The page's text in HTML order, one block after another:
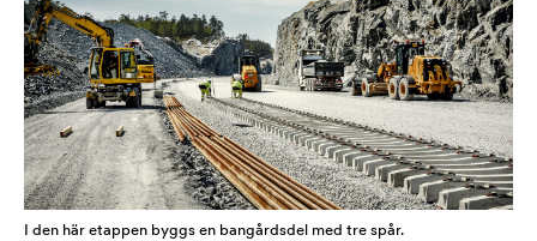
I den här etappen byggs en bangårdsdel med tre spår.